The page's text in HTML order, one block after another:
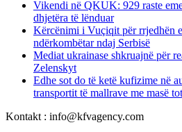
Vikendi në QKUK: 929 raste
dhjetëra të lënduar
Kërcënimi i Vuçiqit për rrjedhën
ndërkombëtar ndaj Serbisë
Mediat ukrainase shkruajnë për
Zelenskyt
Edhe sot do të ketë kufizime në
transportit të mallrave me masë
Kontakt : info@kfvagency.com